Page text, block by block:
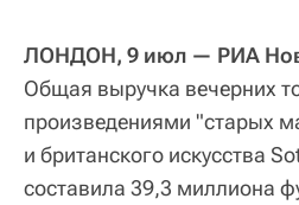
ЛОНДОН, 9 июл — РИА
Общая выручка вечерних
произведениями "старых
и британского искусства
составила 39,3 миллиона